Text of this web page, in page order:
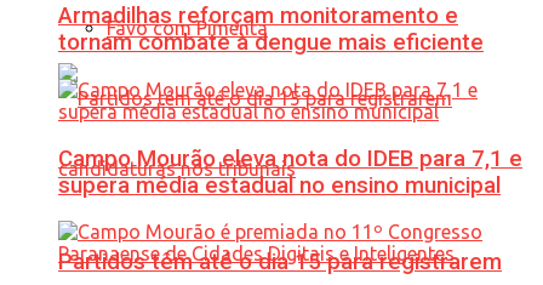
Favo com Pimenta
Partidos têm até o dia 15 para registrarem
Armadilhas reforçam monitoramento e
tornam combate à dengue mais eficiente
Campo Mourão eleva nota do IDEB para 7,1 e
supera média estadual no ensino municipal